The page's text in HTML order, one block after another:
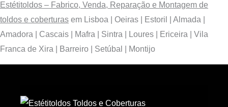
Estétitoldos – Fabrico, Venda, Reparação e Montagem de
toldos e coberturas em Lisboa | Oeiras | Estoril | Almada |
Amadora | Cascais | Mafra | Sintra | Loures | Ericeira | Vila
Franca de Xira | Barreiro | Setúbal | Montijo